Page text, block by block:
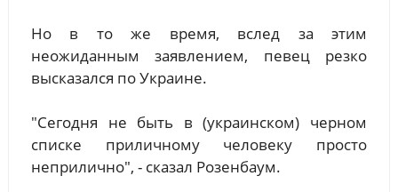
Но в то же время, вслед за этим
неожиданным заявлением, певец резко
высказался по Украине.
"Сегодня не быть в (украинском) черном
списке приличному человеку просто
неприлично", - сказал Розенбаум.